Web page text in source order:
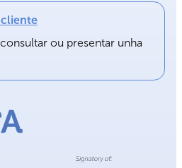
ou presentar unha